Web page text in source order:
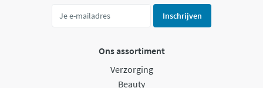
Inschrijven
Ons assortiment
Verzorging
Beauty